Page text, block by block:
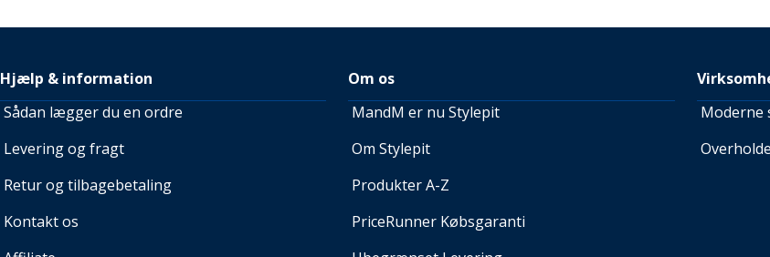
Hjælp & information
Sådan lægger du en ordre
Levering og fragt
Retur og tilbagebetaling
Kontakt os
Om os
MandM er nu Stylepit
Om Stylepit
Produkter A-Z
PriceRunner Købsgaranti
Moderne